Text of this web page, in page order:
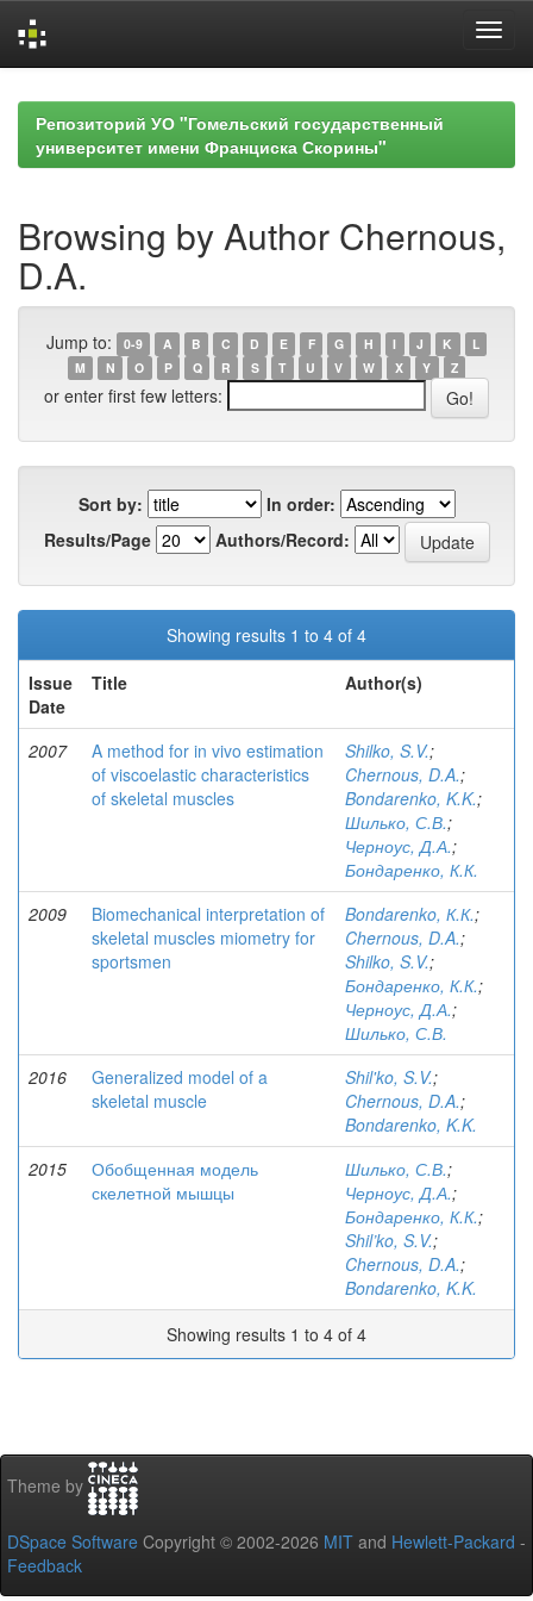
navigationРепозиторий УО "Гомельский государственный
университет имени Франциска Скорины"
Browsing by Author Chernous,
D.A.
Jump to: 0-9 A B C D E F G H I J K
L
M
N O P Q R S T U V W X Y Z
or enter first few letters:
Sort by:
In order:
Results/Page
Authors/Record:
Showing results 1 to 4 of 4
Issue
Date
Title Author(s)
2007
A method for in vivo estimation
of viscoelastic characteristics
of skeletal muscles
Shilko, S.V.;
Chernous, D.A.;
Bondarenko, K.K.;
Шилько, С.В.;
Черноус, Д.А.;
Бондаренко, К.К.
2009
Biomechanical interpretation of
skeletal muscles miometry for
sportsmen
Bondarenko, К.К.;
Chernous, D.A.;
Shilko, S.V.;
Бондаренко, К.К.;
Черноус, Д.А.;
Шилько, С.В.
2016
Generalized model of a
skeletal muscle
Shil'ko, S.V.;
Chernous, D.A.;
Bondarenko, K.K.
2015
Обобщенная модель
скелетной мышцы
Шилько, С.В.;
Черноус, Д.А.;
Бондаренко, К.К.;
Shil’ko, S.V.;
Chernous, D.A.;
Bondarenko, K.K.
Showing results 1 to 4 of 4
Theme by
DSpace Software Copyright © 2002-2026 MIT and Hewlett-Packard -
Feedback